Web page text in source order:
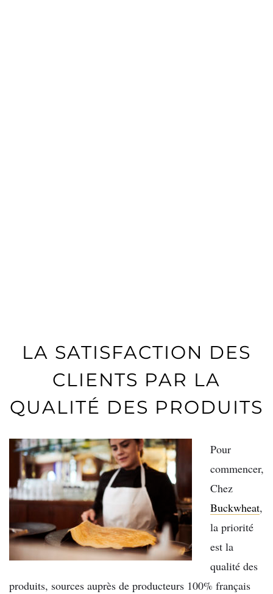
LA SATISFACTION DES
CLIENTS PAR LA
QUALITÉ DES PRODUITS
Pour
commencer,
Chez
Buckwheat,
la priorité
est la
qualité des
produits, sources auprès de producteurs 100% français